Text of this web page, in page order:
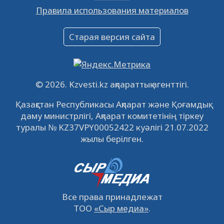
16.12.2022 61062
Объявление
09.12.2022
Свободные рабочие места
встречу с инвесторами в Кызылорде 22
ноября
21.11.2022 14951 0
© 2026. Kzvesti.kz ақпараттық агенттігі.
Қазақстан Республикасы Ақпарат және Қоғамдық
даму министрлігі, Ақпарат комитетінің тіркеу
туралы № KZ37VPY00052422 куәлігі 21.07.2022
жылы берілген.
Все права принадлежат
ТОО «Сыр медиа».
Правила использования материалов
Старая версия сайта